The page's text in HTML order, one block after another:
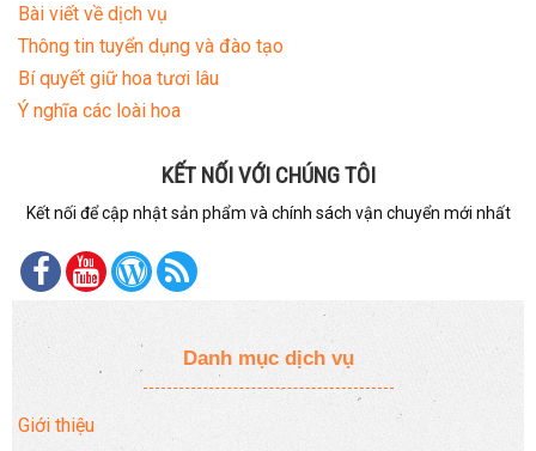
Bài viết về dịch vụ
Thông tin tuyển dụng và đào tạo
Bí quyết giữ hoa tươi lâu
Ý nghĩa các loài hoa
KẾT NỐI VỚI CHÚNG TÔI
Kết nối để cập nhật sản phẩm và chính sách vận chuyển mới nhất
Danh mục dịch vụ
Giới thiệu